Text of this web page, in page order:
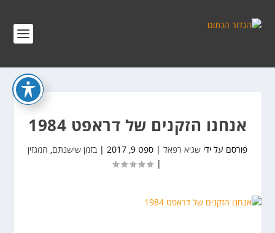
אנחנו הזקנים של דראפט 1984
פורסם על ידי שגיא רפאל ספט 9, 2017 |בזמן שישנתם, המגזין